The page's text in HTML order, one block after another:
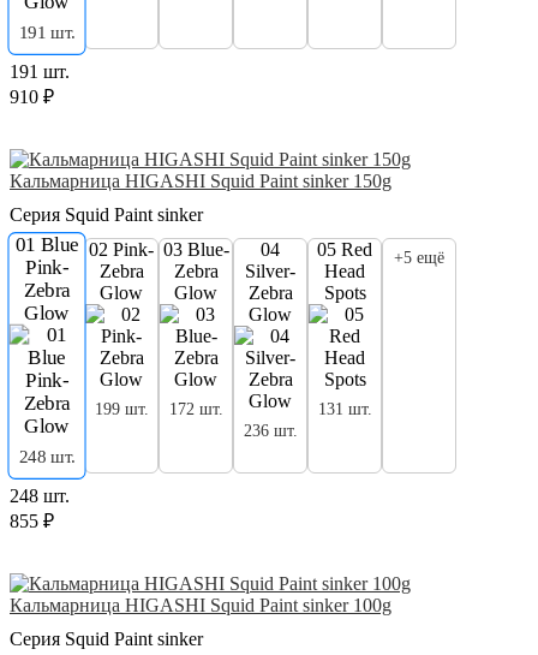
191 шт.
191 шт.
910 ₽
Кальмарница HIGASHI Squid Paint sinker 150g
Серия Squid Paint sinker
01 Blue
Pink-
Zebra
Glow
248 шт.
02 Pink-
Zebra
Glow
199 шт.
03 Blue-
Zebra
Glow
172 шт.
04
Silver-
Zebra
Glow
236 шт.
05 Red
Head
Spots
131 шт.
+5 ещё
248 шт.
855 ₽
Кальмарница HIGASHI Squid Paint sinker 100g
Серия Squid Paint sinker